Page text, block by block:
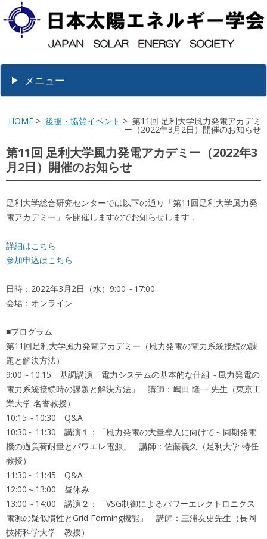
メニュー
HOME > 後援・協賛イベント > 第11回 足利大学風力発電アカデミ
ー（2022年3月2日）開催のお知らせ
第11回 足利大学風力発電アカデミー（2022年3
月2日）開催のお知らせ
足利大学総合研究センターでは以下の通り「第11回足利大学風力発
電アカデミー」を開催しますのでお知らせします．
詳細はこちら
参加申込はこちら
日時：2022年3月2日（水）9:00～17:00
会場：オンライン
■プログラム
第11回足利大学風力発電アカデミー（風力発電の電力系統接続の課
題と解決方法）
9:00～10:15 基調講演「電力システムの基本的な仕組～風力発電の
電力系統接続時の課題と解決方法」 講師：嶋田 隆一 先生（東京工
業大学 名誉教授）
10:15～10:30 Q&A
10:30～11:30 講演１：「風力発電の大量導入に向けて～同期発電
機の過負荷耐量とパワエレ電源」 講師：佐藤義久（足利大学 特任
教授）
11:30～11:45 Q&A
12:00～13:00 昼休み
13:00～14:00 講演２：「VSG制御によるパワーエレクトロニクス
電源の疑似慣性とGrid Forming機能」 講師：三浦友史先生（長岡
技術科学大学 教授）